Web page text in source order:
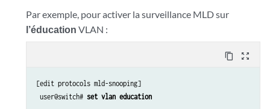
Par exemple, pour activer la surveillance MLD sur
l’éducation VLAN :
content_copy zoom_out_map
[edit protocols mld-snooping]
user@switch# set vlan education